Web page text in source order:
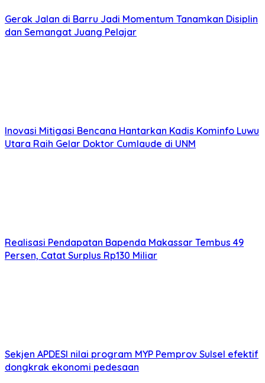
Gerak Jalan di Barru Jadi Momentum Tanamkan Disiplin
dan Semangat Juang Pelajar
Inovasi Mitigasi Bencana Hantarkan Kadis Kominfo Luwu
Utara Raih Gelar Doktor Cumlaude di UNM
Realisasi Pendapatan Bapenda Makassar Tembus 49
Persen, Catat Surplus Rp130 Miliar
Sekjen APDESI nilai program MYP Pemprov Sulsel efektif
dongkrak ekonomi pedesaan